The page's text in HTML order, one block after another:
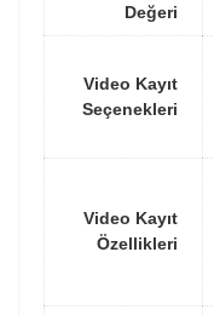
Değeri
Video Kayıt
Seçenekleri
Video Kayıt
Özellikleri